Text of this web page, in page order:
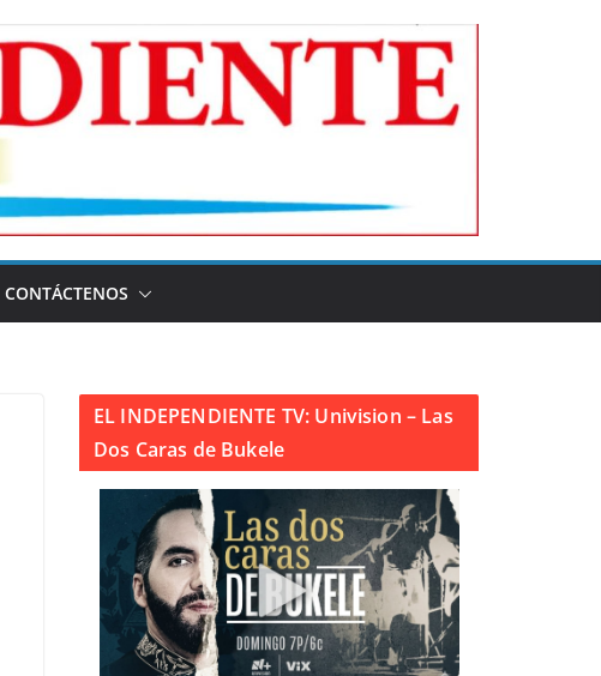
CONTÁCTENOS
EL INDEPENDIENTE TV: Univision – Las
Dos Caras de Bukele